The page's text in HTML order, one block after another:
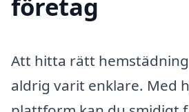
företag
Att hitta rätt
aldrig varit enklare. Med